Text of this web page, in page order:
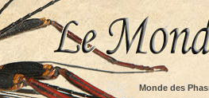
Monde des